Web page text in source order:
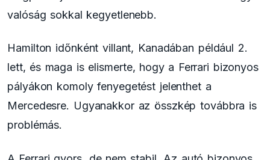
valóság sokkal kegyetlenebb.
Hamilton időnként villant, Kanadában például 2.
lett, és maga is elismerte, hogy a Ferrari bizonyos
pályákon komoly fenyegetést jelenthet a
Mercedesre. Ugyanakkor az összkép továbbra is
problémás.